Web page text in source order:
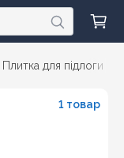
Плитка для підлоги
1 товар